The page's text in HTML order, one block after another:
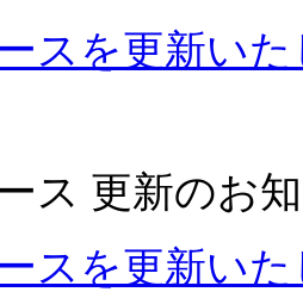
スを更新い
ス 更新のお
スを更新い